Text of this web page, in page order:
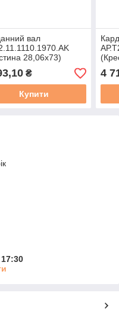
вал
28,06х73)
₴
Купити
4